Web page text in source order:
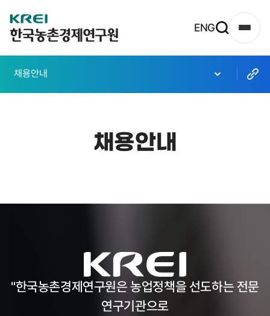
한
국
촌
로
ENG
트
맵
채용안내
채용안내
"한국농촌경제연구원은 농업정책을 선도하는 전문
연구기관으로